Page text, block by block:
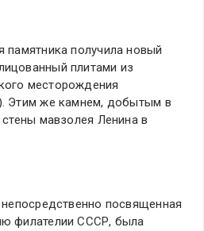
памятника получила новый
плитами из
месторождения
Этим же камнем, добытым в
мавзолея Ленина в
посвященная
филателии СССР, была